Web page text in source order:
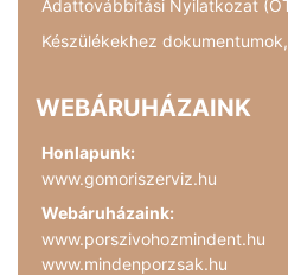
Adattovábbítási Nyilatkozat
Készülékekhez
WEBÁRUHÁZAINK
Honlapunk:
www.gomoriszerviz.hu
Webáruházaink:
www.porszivohozmindent.hu
www.mindenporzsak.hu